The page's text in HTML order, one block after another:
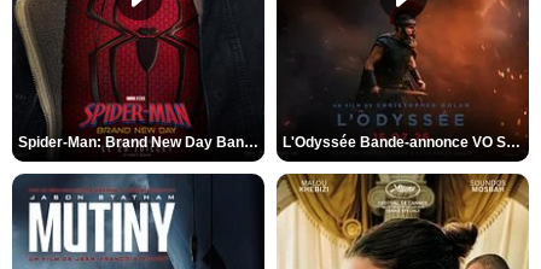
Spider-Man: Brand New Day Bande-annonce VO STFR L'Odyssée Bande-annonce VO STFR